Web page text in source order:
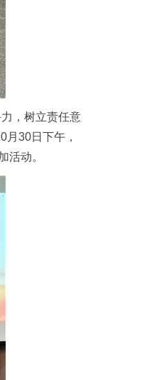
，树立责任意
30日下午，
活动。